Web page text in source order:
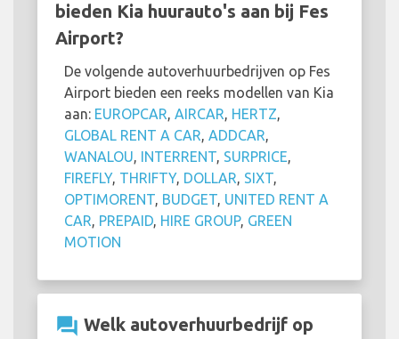
bieden Kia huurauto's aan bij Fes
Airport?
De volgende autoverhuurbedrijven op Fes
Airport bieden een reeks modellen van Kia
aan: EUROPCAR, AIRCAR, HERTZ,
GLOBAL RENT A CAR, ADDCAR,
WANALOU, INTERRENT, SURPRICE,
FIREFLY, THRIFTY, DOLLAR, SIXT,
OPTIMORENT, BUDGET, UNITED RENT A
CAR, PREPAID, HIRE GROUP, GREEN
MOTION
question_answer Welk autoverhuurbedrijf op